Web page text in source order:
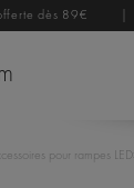
dès 89€
pour rampes LED